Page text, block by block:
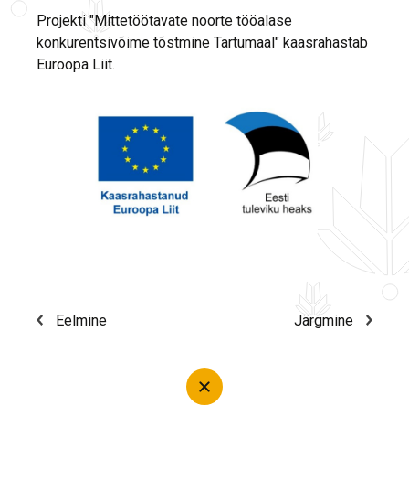
Projekti "Mittetöötavate noorte tööalase
konkurentsivõime tõstmine Tartumaal" kaasrahastab
Euroopa Liit.
Eelmine Järgmine